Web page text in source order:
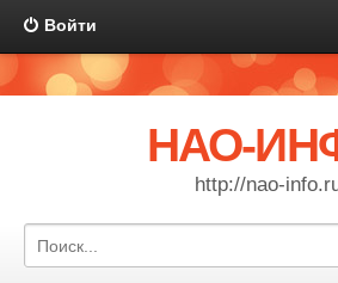
Войти
НАО-
http://nao-